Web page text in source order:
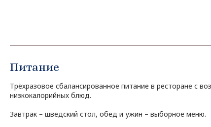
Питание
Трёхразовое сбалансированное питание в ресторане с
низкокалорийных блюд.
Завтрак – шведский стол, обед и ужин – выборное меню.